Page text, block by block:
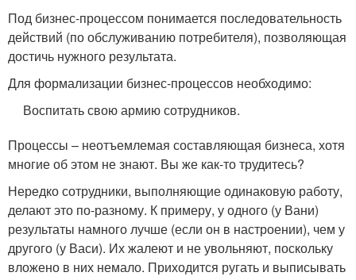
Под бизнес-процессом понимается последовательность
действий (по обслуживанию потребителя), позволяющая
достичь нужного результата.
Для формализации бизнес-процессов необходимо:
Воспитать свою армию сотрудников.
Процессы – неотъемлемая составляющая бизнеса, хотя
многие об этом не знают. Вы же как-то трудитесь?
Нередко сотрудники, выполняющие одинаковую работу,
делают это по-разному. К примеру, у одного (у Вани)
результаты намного лучше (если он в настроении), чем у
другого (у Васи). Их жалеют и не увольняют, поскольку
вложено в них немало. Приходится ругать и выписывать